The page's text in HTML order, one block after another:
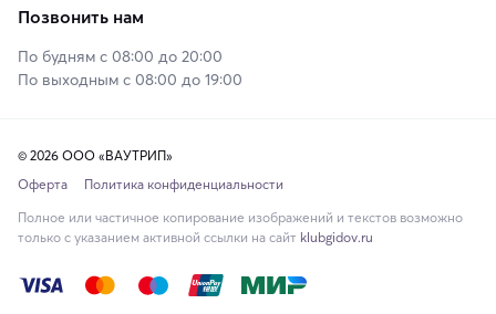
Позвонить нам
По будням с 08:00 до 20:00
По выходным с 08:00 до 19:00
© 2026 ООО «ВАУТРИП»
Оферта
Политика конфиденциальности
Полное или частичное копирование изображений и текстов возможно
только с указанием активной ссылки на сайт klubgidov.ru